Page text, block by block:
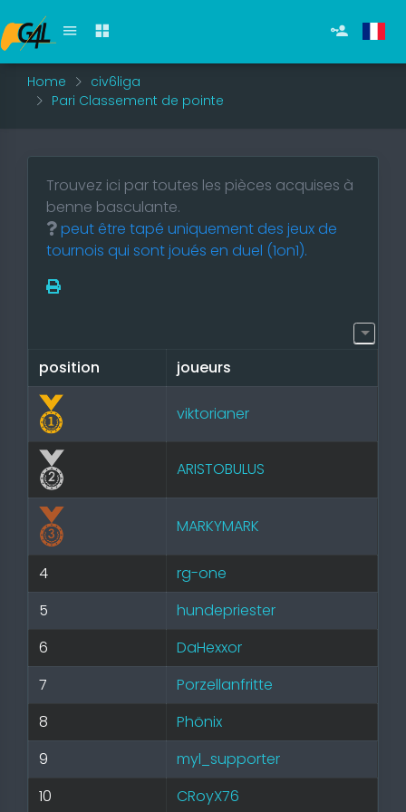
Home
civ6liga
Pari Classement de pointe
Trouvez ici par toutes les pièces acquises à
benne basculante.
peut être tapé uniquement des jeux de
tournois qui sont joués en duel (1on1).
position joueurs
viktorianer
ARISTOBULUS
MARKYMARK
4
rg-one
5
hundepriester
6
DaHexxor
7
Porzellanfritte
8
Phönix
9
myl_supporter
10
CRoyX76